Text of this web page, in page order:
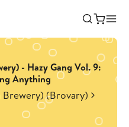
- Hazy Gang Vol. 9:
Anything
(Brovary)